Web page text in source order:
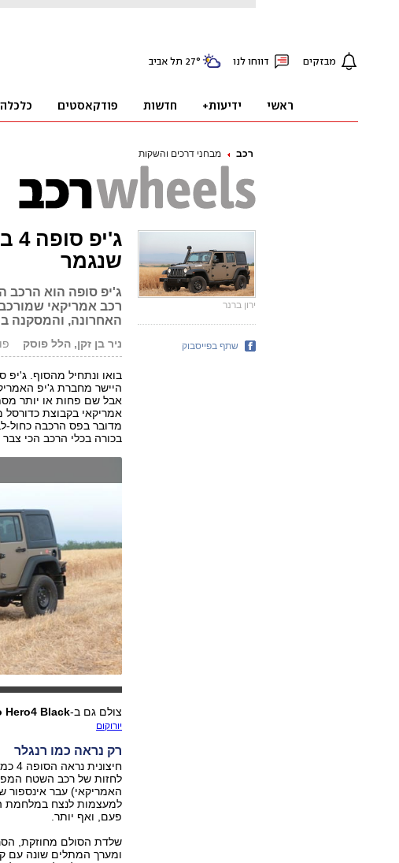
רכב מבחני דרכים והשקות
שנגמר
ג'יפ סופה הוא הרכב
רכב אמריקאי
האחרונה, והמסקנה
ניר בן זקן, הלל פוסק
בואו ונתחיל מהסוף. ג'יפ
היישר מחברת ג'יפ
אמריקאי בקבוצת כדורסל
מדובר בפס הרכבה כחול-
בכורה בכלי הרכב הכי
צולם גם ב-Hero4 Black
יורוקום
רק נראה כמו רנגלר
לחזות של רכב השטח
האמריקאי) עבר אינספור
למעצמות לנצח במלחמת
פעם, ואף יותר.
ומערך המתלים שונה עם
ירון ברנר
שתף בפייסבוק